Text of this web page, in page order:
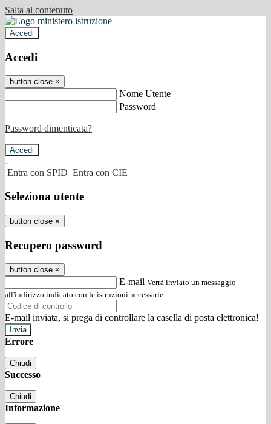
Salta al contenuto
Accedi
Accedi
button close ×
Nome Utente
Password
Password dimenticata?
-
Entra con SPID Entra con CIE
Seleziona utente
button close ×
Recupero password
button close ×
E-mail Verrà inviato un messaggio
all'indirizzo indicato con le istruzioni necessarie.
E-mail inviata, si prega di controllare la casella di posta elettronica!
Errore
Chiudi
Successo
Chiudi
Informazione